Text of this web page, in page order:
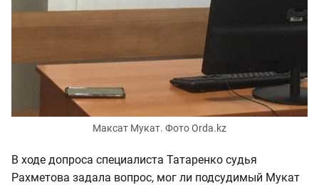
Максат Мукат. Фото Orda.kz
В ходе допроса специалиста Татаренко судья
Рахметова задала вопрос, мог ли подсудимый Мукат